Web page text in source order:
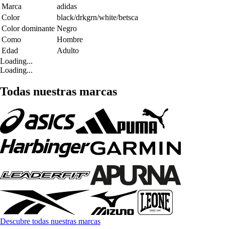
Marca
adidas
Color
black/drkgrn/white/betsca
Color dominante Negro
Como
Hombre
Edad
Adulto
Loading...
Loading...
Todas nuestras marcas
Descubre todas nuestras marcas